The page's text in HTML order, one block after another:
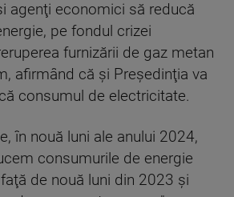
agenţi economici să reducă
pe fondul crizei
furnizării de gaz metan
afirmând că şi Preşedinţia va
consumul de electricitate.
în nouă luni ale anului 2024,
consumurile de energie
de nouă luni din 2023 şi